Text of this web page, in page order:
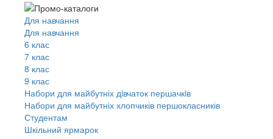
Для навчання
Для навчання
6 клас
7 клас
8 клас
9 клас
Набори для майбутніх дiвчаток першачкiв
Набори для майбутніх хлопчиків першокласників
Студентам
Шкільний ярмарок